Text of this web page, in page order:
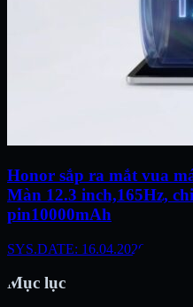
Honor sắp ra mắt vua
Màn 12.3 inch,165Hz,
pin10000mAh
SYS.DATE: 16.04.2026
Mục lục